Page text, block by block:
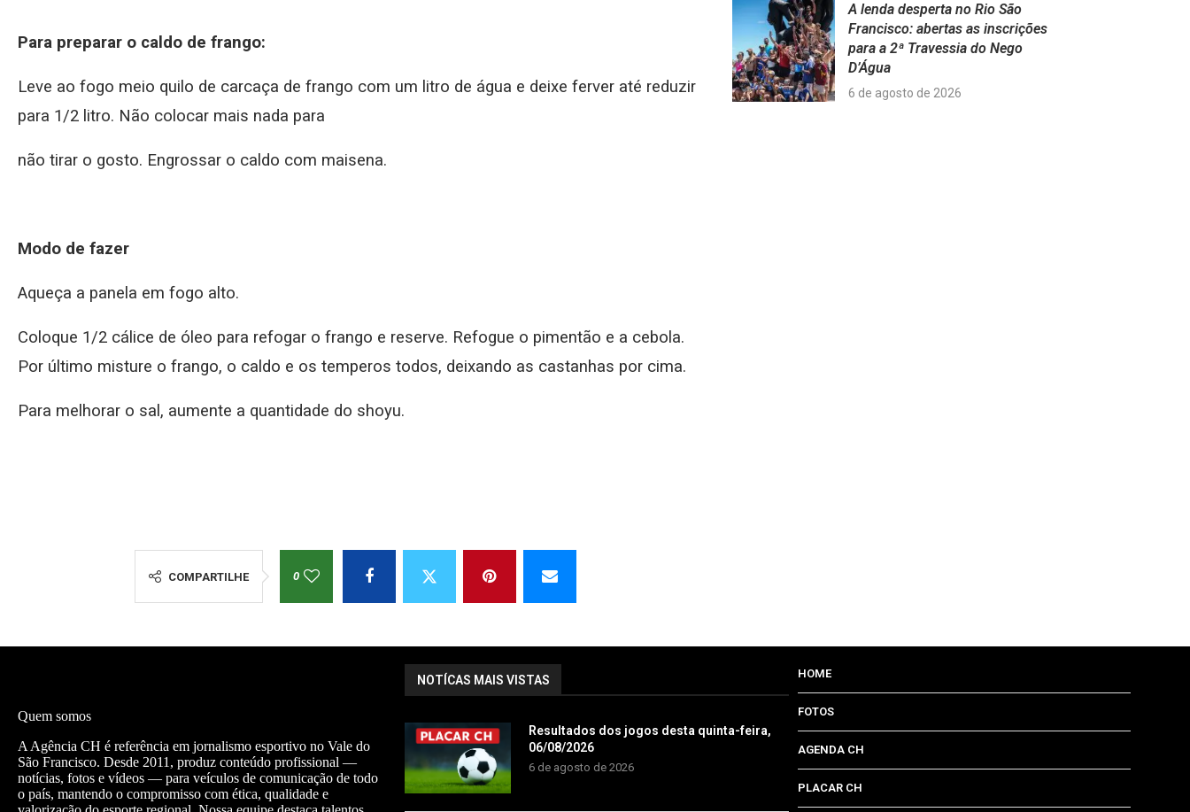
Para preparar o caldo de frango:
Leve ao fogo meio quilo de carcaça de frango com um litro de água e deixe ferver até reduzir
para 1/2 litro. Não colocar mais nada para
não tirar o gosto. Engrossar o caldo com maisena.
Modo de fazer
Aqueça a panela em fogo alto.
Coloque 1/2 cálice de óleo para refogar o frango e reserve. Refogue o pimentão e a cebola.
Por último misture o frango, o caldo e os temperos todos, deixando as castanhas por cima.
Para melhorar o sal, aumente a quantidade do shoyu.
COMPARTILHE 0
A lenda desperta no Rio São
Francisco: abertas as inscrições
para a 2ª Travessia do Nego
D’Água
6 de agosto de 2026
Quem somos
A Agência CH é referência em jornalismo esportivo no Vale do
São Francisco. Desde 2011, produz conteúdo profissional —
notícias, fotos e vídeos — para veículos de comunicação de todo
o país, mantendo o compromisso com ética, qualidade e
NOTÍCAS MAIS VISTAS
Resultados dos jogos desta quinta-feira,
06/08/2026
6 de agosto de 2026
HOME
FOTOS
AGENDA CH
PLACAR CH